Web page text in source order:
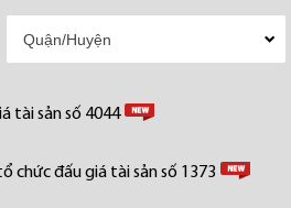
tài sản số 4044
chức đấu giá tài sản số 1373